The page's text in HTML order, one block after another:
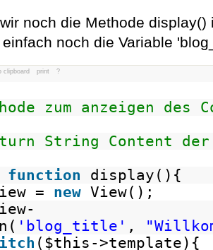
noch die Methode
noch die Variable
clipboard print ?
zum anzeigen des
String Content
function display(){
= new View();
-
'blog_title' ,
( $this -